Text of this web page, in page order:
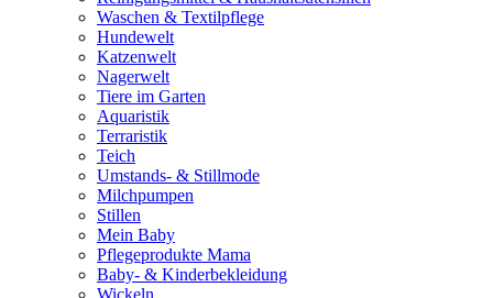
Waschen & Textilpflege
Hundewelt
Katzenwelt
Nagerwelt
Tiere im Garten
Aquaristik
Terraristik
Teich
Umstands- & Stillmode
Milchpumpen
Stillen
Mein Baby
Pflegeprodukte Mama
Baby- & Kinderbekleidung
Wickeln